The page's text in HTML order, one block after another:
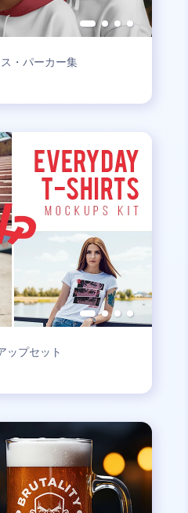
・パーカー集
ップセット